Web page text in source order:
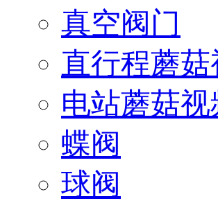
真空阀门
直行程蘑
电站蘑菇
蝶阀
球阀